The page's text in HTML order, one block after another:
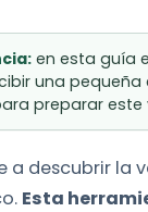
en esta guía
una pequeña
preparar este
a descubrir la
Esta